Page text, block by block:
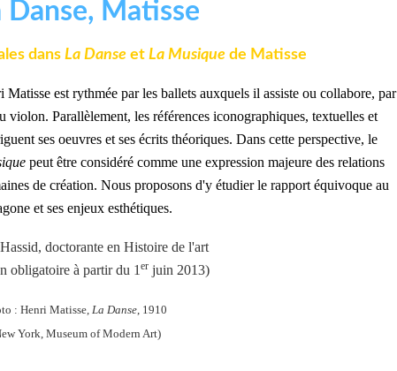
dans La Danseet La Musiquede Matisse
est rythmée par les ballets auxquels il assiste ou collabore, par
violon. Parallèlement, les références iconographiques, textuelles et
ses oeuvres et ses écrits théoriques. Dans cette perspective, le
peut être considéré comme une expression majeure des relations
de création. Nous proposons d'y étudier le rapport équivoque au
et ses enjeux esthétiques.
doctorante en Histoire de l'art
obligatoire à partir du 1 erjuin 2013)
: Henri Matisse, La Danse , 1910
York, Museum of Modern Art)